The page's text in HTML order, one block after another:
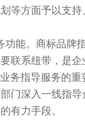
等方面予以支持
能。商标品牌
联系纽带，是
务指导服务的重
门深入一线指
有力手段。